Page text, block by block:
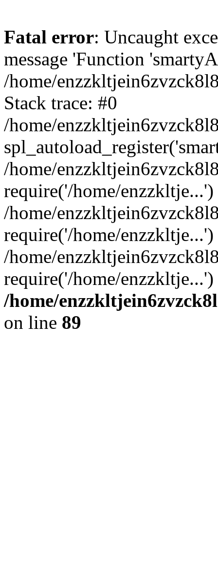
Fatal error: Uncaught
message 'Function
/home/
Stack trace: #0
/home/
/home/
require('/home/enzzkltje...')
/home/
require('/home/enzzkltje...')
/home/
require('/home/
/home/
on line 89